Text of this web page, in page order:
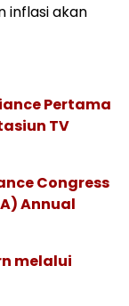
inflasi akan
Pertama
TV
Congress
Annual
melalui